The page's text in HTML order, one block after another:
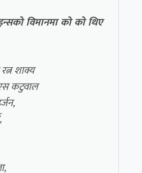
विमानमा को को थिए
शाक्य
कटुवाल